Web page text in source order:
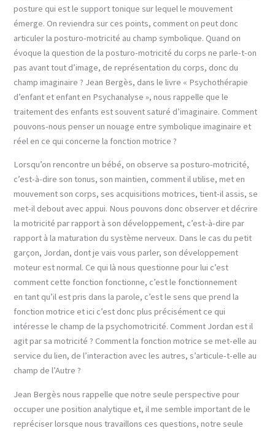
posture qui est le support tonique sur lequel le mouvement
émerge. On reviendra sur ces points, comment on peut donc
articuler la posturo-motricité au champ symbolique. Quand on
évoque la question de la posturo-motricité du corps ne parle-t-on
pas avant tout d’image, de représentation du corps, donc du
champ imaginaire ? Jean Bergès, dans le livre « Psychothérapie
d’enfant et enfant en Psychanalyse », nous rappelle que le
traitement des enfants est souvent saturé d’imaginaire. Comment
pouvons-nous penser un nouage entre symbolique imaginaire et
réel en ce qui concerne la fonction motrice ?
Lorsqu’on rencontre un bébé, on observe sa posturo-motricité,
c’est-à-dire son tonus, son maintien, comment il utilise, met en
mouvement son corps, ses acquisitions motrices, tient-il assis, se
met-il debout avec appui. Nous pouvons donc observer et décrire
la motricité par rapport à son développement, c’est-à-dire par
rapport à la maturation du système nerveux. Dans le cas du petit
garçon, Jordan, dont je vais vous parler, son développement
moteur est normal. Ce qui là nous questionne pour lui c’est
comment cette fonction fonctionne, c’est le fonctionnement
en tant qu’il est pris dans la parole, c’est le sens que prend la
fonction motrice et ici c’est donc plus précisément ce qui
intéresse le champ de la psychomotricité. Comment Jordan est il
agit par sa motricité ? Comment la fonction motrice se met-elle au
service du lien, de l’interaction avec les autres, s’articule-t-elle au
champ de l’Autre ?
Jean Bergès nous rappelle que notre seule perspective pour
occuper une position analytique et, il me semble important de le
repréciser lorsque nous travaillons ces questions, notre seule